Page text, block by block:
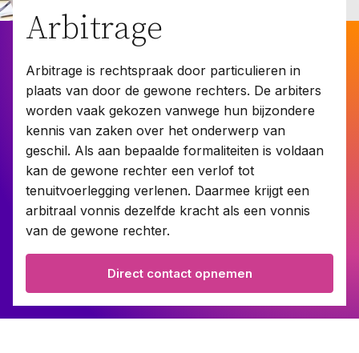
Events
Werken bij
Taal:
Arbitrage
Arbitrage is rechtspraak door particulieren in
plaats van door de gewone rechters. De arbiters
worden vaak gekozen vanwege hun bijzondere
kennis van zaken over het onderwerp van
geschil. Als aan bepaalde formaliteiten is voldaan
kan de gewone rechter een verlof tot
tenuitvoerlegging verlenen. Daarmee krijgt een
arbitraal vonnis dezelfde kracht als een vonnis
van de gewone rechter.
Direct contact opnemen